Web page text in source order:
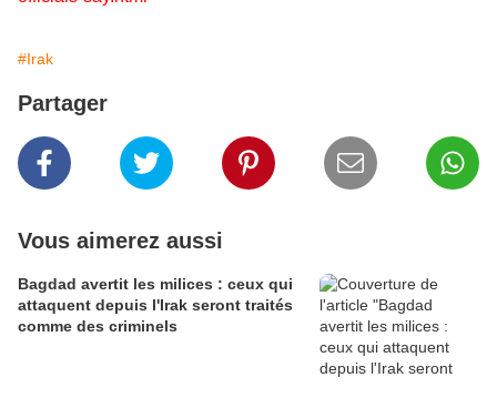
#Irak
Partager
Vous aimerez aussi
Bagdad avertit les milices : ceux qui
attaquent depuis l'Irak seront traités
comme des criminels